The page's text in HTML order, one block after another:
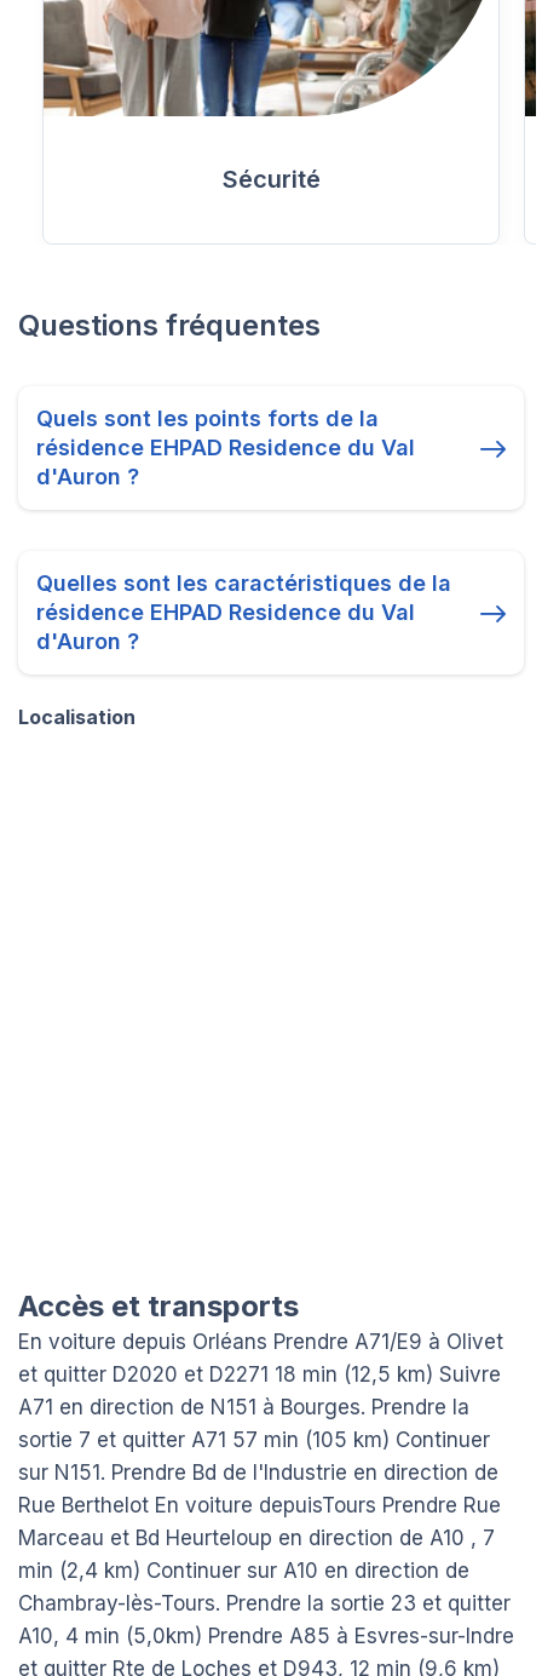
Sécurité
Questions fréquentes
Quels sont les points forts de la
résidence EHPAD Residence du Val
d'Auron ?
Quelles sont les caractéristiques de la
résidence EHPAD Residence du Val
d'Auron ?
Localisation
Accès et transports
En voiture depuis Orléans Prendre A71/E9 à Olivet
et quitter D2020 et D2271 18 min (12,5 km) Suivre
A71 en direction de N151 à Bourges. Prendre la
sortie 7 et quitter A71 57 min (105 km) Continuer
sur N151. Prendre Bd de l'Industrie en direction de
Rue Berthelot En voiture depuisTours Prendre Rue
Marceau et Bd Heurteloup en direction de A10 , 7
min (2,4 km) Continuer sur A10 en direction de
Chambray-lès-Tours. Prendre la sortie 23 et quitter
A10, 4 min (5,0km) Prendre A85 à Esvres-sur-Indre
et quitter Rte de Loches et D943, 12 min (9,6 km)